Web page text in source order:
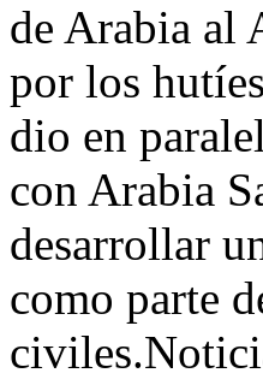
de Arabia al
por los
dio en
con Arabia
desarrollar
como parte